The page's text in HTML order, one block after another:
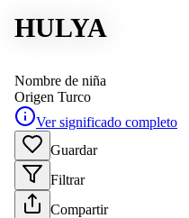
HULYA
Nombre de niña
Origen Turco
Ver significado completo
Guardar
Filtrar
Compartir